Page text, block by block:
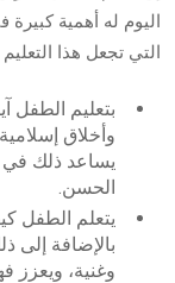
اليوم له أهمية
التي تجعل هذا
بتعليم الطفل
وأخلاق
يساعد ذلك
الحسن.
يتعلم الطفل
بالإضافة إلى
وغنية، ويعزز